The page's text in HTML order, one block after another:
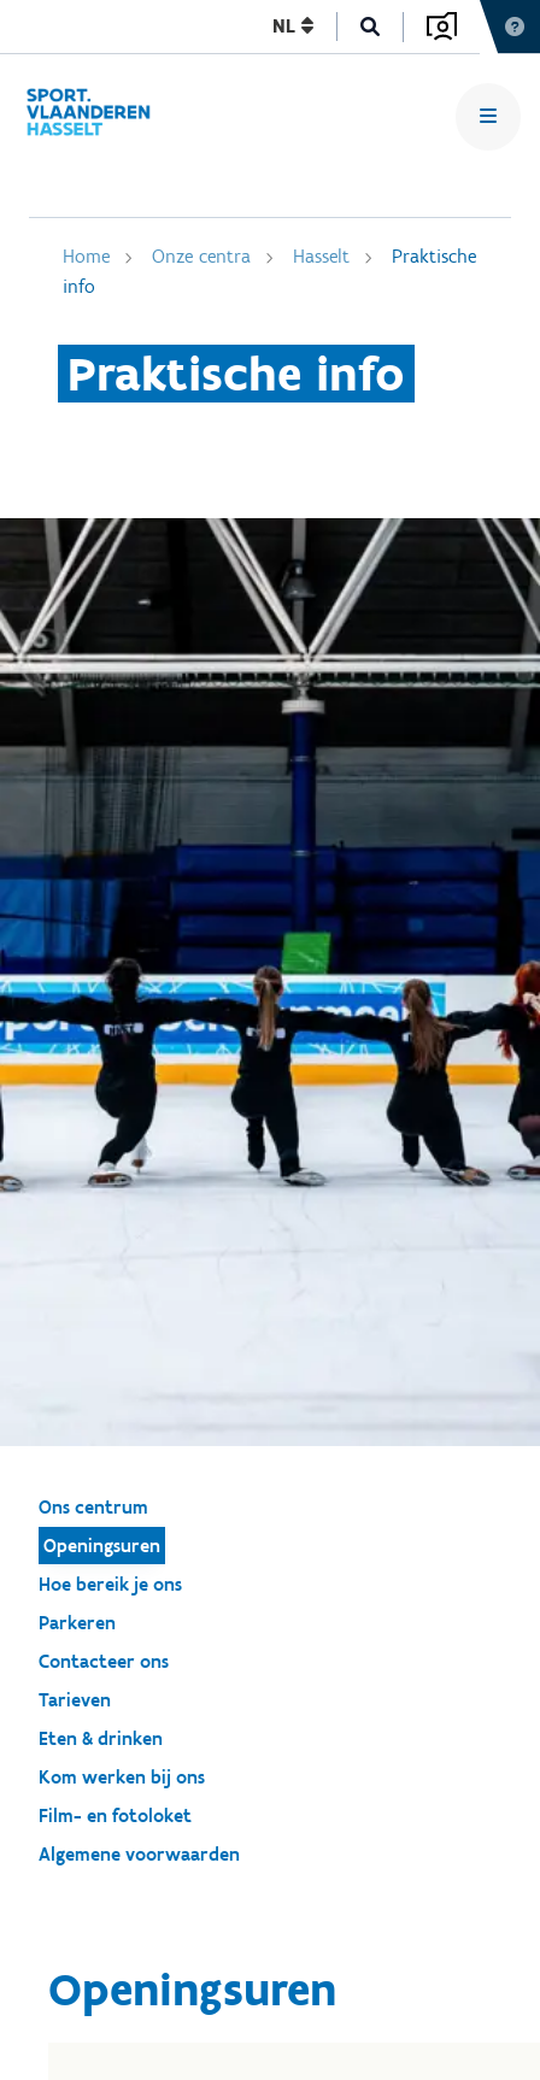
NL
Home Onze centra Hasselt
Praktische
info
Praktische info
Ons centrum
Openingsuren
Hoe bereik je ons
Parkeren
Contacteer ons
Tarieven
Eten & drinken
Kom werken bij ons
Film- en fotoloket
Algemene voorwaarden
Openingsuren